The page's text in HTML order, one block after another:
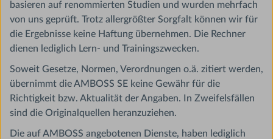
basieren auf renommierten Studien und wurden mehrfach
von uns geprüft. Trotz allergrößter Sorgfalt können wir für
die Ergebnisse keine Haftung übernehmen. Die Rechner
dienen lediglich Lern- und Trainingszwecken.
Soweit Gesetze, Normen, Verordnungen o.ä. zitiert werden,
übernimmt die AMBOSS SE keine Gewähr für die
Richtigkeit bzw. Aktualität der Angaben. In Zweifelsfällen
sind die Originalquellen heranzuziehen.
Die auf AMBOSS angebotenen Dienste, haben lediglich